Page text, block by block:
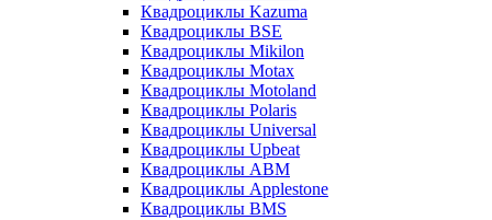
Квадроциклы Kazuma
Квадроциклы BSE
Квадроциклы Mikilon
Квадроциклы Motax
Квадроциклы Motoland
Квадроциклы Polaris
Квадроциклы Universal
Квадроциклы Upbeat
Квадроциклы ABM
Квадроциклы Applestone
Квадроциклы BMS